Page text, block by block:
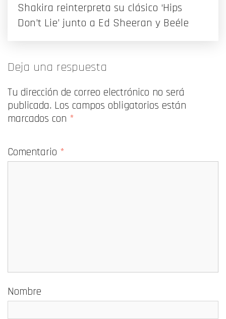
Shakira reinterpreta su clásico ‘Hips
Don’t Lie’ junto a Ed Sheeran y Beéle
Deja una respuesta
Tu dirección de correo electrónico no será
publicada. Los campos obligatorios están
marcados con *
Comentario *
Nombre